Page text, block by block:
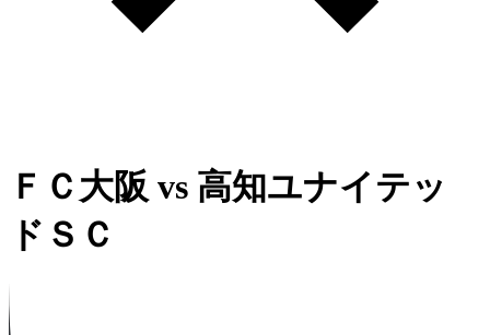
ＦＣ大阪 vs 高知ユナイテッ
ドＳＣ